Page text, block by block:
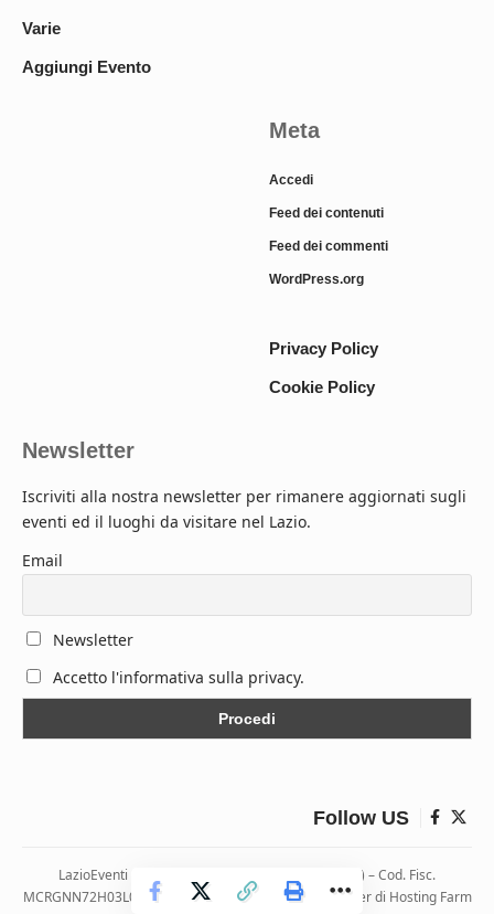
Varie
Aggiungi Evento
Meta
Accedi
Feed dei contenuti
Feed dei commenti
WordPress.org
Privacy Policy
Cookie Policy
Newsletter
Iscriviti alla nostra newsletter per rimanere aggiornati sugli
eventi ed il luoghi da visitare nel Lazio.
Email
Newsletter
Accetto l'informativa sulla privacy.
Follow US
LazioEventi – Via Monticelli, 9 04026 Minturno (LT) – Cod. Fisc.
MCRGNN72H03L083H | Hosting ospitato presso i server di Hosting Farm